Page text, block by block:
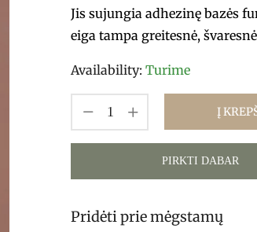
Jis sujungia adhezinę bazės
eiga tampa greitesnė,
Availability: Turime
Į
PIRKTI DABAR
Pridėti prie mėgstamų